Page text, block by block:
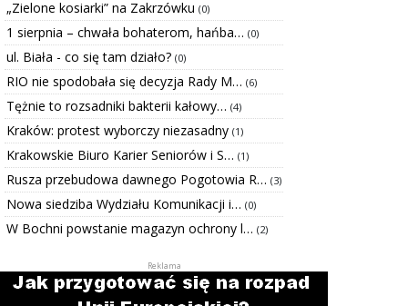
„Zielone kosiarki” na Zakrzówku (0)
1 sierpnia – chwała bohaterom, hańba… (0)
ul. Biała - co się tam działo? (0)
RIO nie spodobała się decyzja Rady M… (6)
Tężnie to rozsadniki bakterii kałowy… (4)
Kraków: protest wyborczy niezasadny (1)
Krakowskie Biuro Karier Seniorów i S… (1)
Rusza przebudowa dawnego Pogotowia R… (3)
Nowa siedziba Wydziału Komunikacji i… (0)
W Bochni powstanie magazyn ochrony l… (2)